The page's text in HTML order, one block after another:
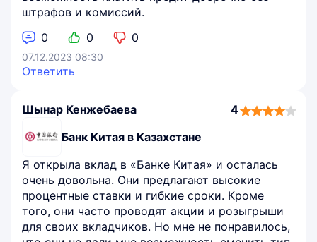
штрафов и комиссий.
0
0 0
07.12.2023 08:30
Ответить
Шынар Кенжебаева
Банк Китая в Казахстане
4
4,0
Я открыла вклад в «Банке Китая» и осталась
очень довольна. Они предлагают высокие
процентные ставки и гибкие сроки. Кроме
того, они часто проводят акции и розыгрыши
для своих вкладчиков. Но мне не понравилось,